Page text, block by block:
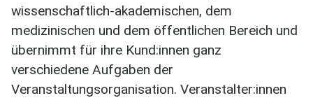
wissenschaftlich-akademischen, dem
medizinischen und dem öffentlichen Bereich und
übernimmt für ihre Kund:innen ganz
verschiedene Aufgaben der
Veranstaltungsorganisation. Veranstalter:innen